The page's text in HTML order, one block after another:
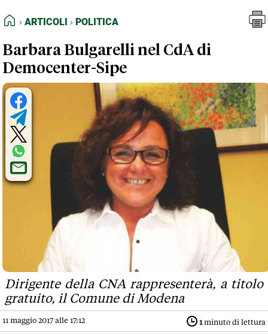
FEED RSS
NORMATIVE DEONTOLOGICHE
TERMINI e CONDIZIONI
HOME
ARTICOLI POLITICA
Barbara Bulgarelli nel CdA di
Democenter-Sipe
Dirigente della CNA rappresenterà, a titolo
gratuito, il Comune di Modena
11 maggio 2017 alle 17:12 1 minuto di lettura